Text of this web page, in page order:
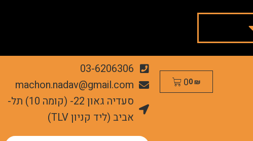
0₪
0
03-6206306
machon.nadav@gmail.com
סעדיה גאון 22- (קומה 10) תל-
אביב (ליד קניון TLV)